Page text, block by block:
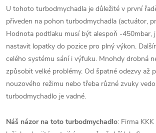
U tohoto turbodmychadla je důležité v první
přiveden na pohon turbodmychadla (actuátor,
Hodnota podtlaku musí být alespoň -450mbar,
nastavit lopatky do pozice pro plný výkon.
celého systému sání i výfuku. Mnohdy drobná
způsobit velké problémy. Od špatné odezvy až
nouzového režimu nebo třeba různé zvuky
turbodmychadlo je vadné.
Náš názor na toto turbodmychadlo: Firma